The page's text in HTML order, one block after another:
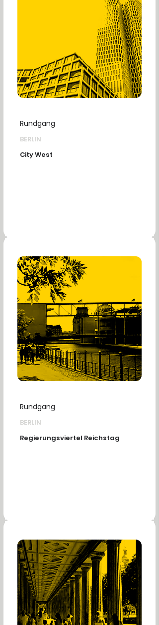
Rundgang
BERLIN
City West
Rundgang
BERLIN
Regierungsviertel Reichstag